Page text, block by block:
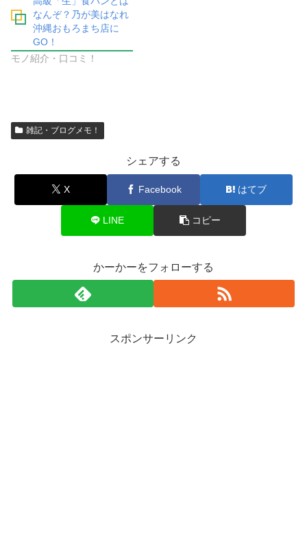
なんぞ？乃が美はなれ
沖縄おもろまち店に
GO！
モノ紹介・口コミ！
雑記・ブログメモ！
シェアする
X Facebook はてブ
LINE コピー
かーかーをフォローする
スポンサーリンク